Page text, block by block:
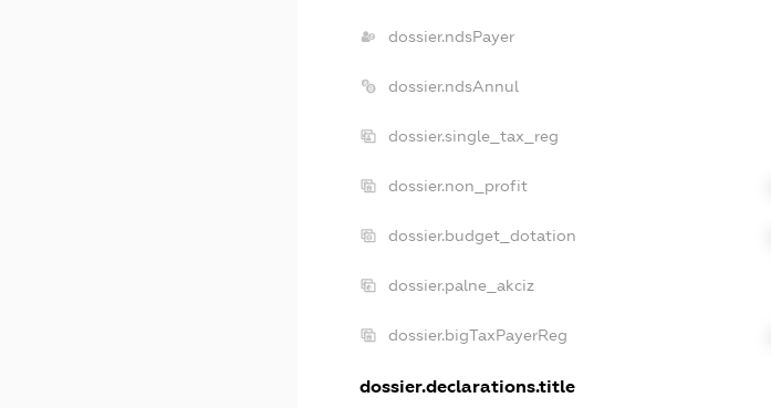
dossier.ndsPayer
dossier.ndsAnnul
dossier.single_tax_reg
dossier.non_profit
dossier.budget_dotation
dossier.palne_akciz
dossier.bigTaxPayerReg
dossier.declarations.title